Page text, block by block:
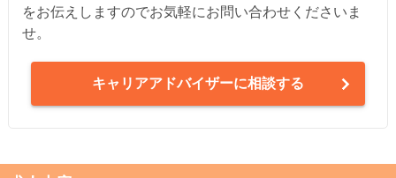
をお伝えしますのでお気軽にお問い合わせくださいま
せ。
キャリアアドバイザーに相談する